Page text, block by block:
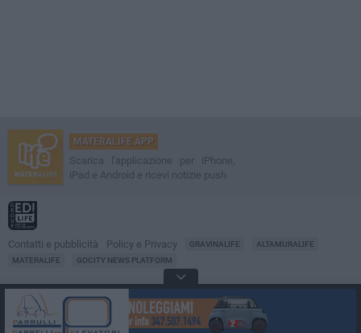
MATERALIFE APP
Scarica l'applicazione per iPhone,
iPad e Android e ricevi notizie push
Contatti e pubblicità Policy e Privacy GRAVINALIFE
ALTAMURALIFE
MATERALIFE
GOCITY NEWS PLATFORM
Notizie da
© 2001-2026 Edilife. Tutti i diritti riservati. Nessuna parte di questo sito può
essere riprodotta senza il permesso scritto dell'editore. Tecnologia: GoCity